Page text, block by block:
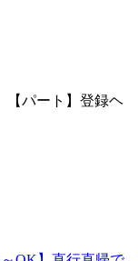
【パート】登録ヘ